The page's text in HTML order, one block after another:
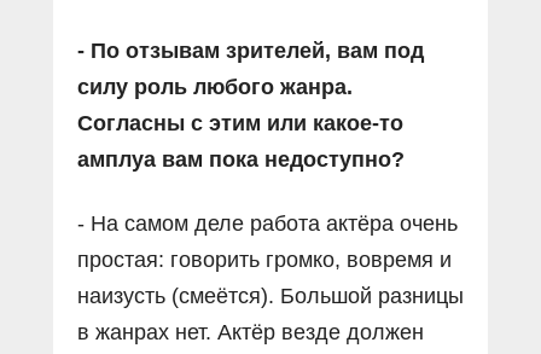
- По отзывам зрителей, вам под
силу роль любого жанра.
Согласны с этим или какое-то
амплуа вам пока недоступно?
- На самом деле работа актёра очень
простая: говорить громко, вовремя и
наизусть (смеётся). Большой разницы
в жанрах нет. Актёр везде должен